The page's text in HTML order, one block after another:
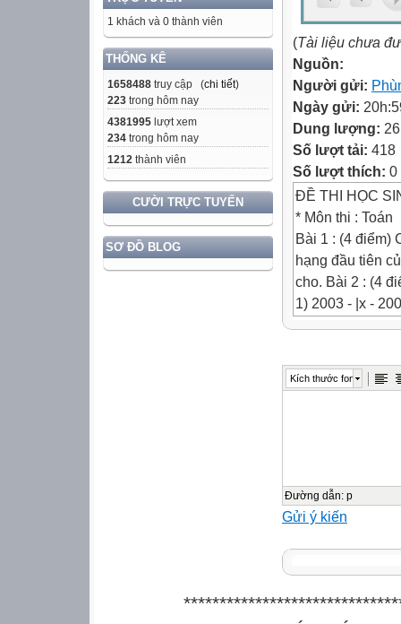
1 khách và 0 thành viên
THỐNG KÊ
1658488 truy cập (chi tiết)
223 trong hôm nay
4381995 lượt xem
234 trong hôm nay
1212 thành viên
CƯỜI TRỰC TUYẾN
SƠ ĐỒ BLOG
(Tài liệu chưa
Nguồn:
Người gửi:
Ngày gửi:
Dung lượng:
Số lượt tải: 418
Số lượt thích: 0
ĐỀ THI HỌC
* Môn thi :
Bài 1 : (4 điểm)
hạng đầu tiên
cho. Bài 2 : (4
1) 2003 - |x -
2x - 5y + 5xy =
Bài 5 : (6 điểm)
180o).
Kích thước font
Đường dẫn: p
Gửi ý kiến